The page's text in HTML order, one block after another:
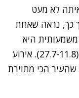
איתה לא מעט
כך, נראה שאחת
היא
פריז, בה תתקיים האולימפיאדה בקיץ (27.7-11.8). אירוע
שהעיר הכי מתוירת